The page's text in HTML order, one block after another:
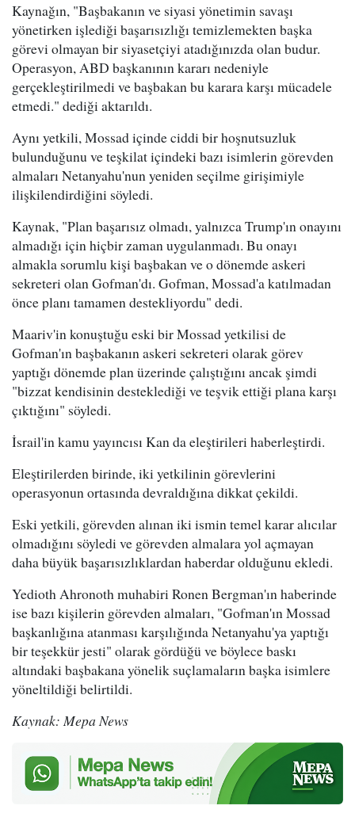
Kaynağın, "Başbakanın ve siyasi yönetimin savaşı
yönetirken işlediği başarısızlığı temizlemekten başka
görevi olmayan bir siyasetçiyi atadığınızda olan budur.
Operasyon, ABD başkanının kararı nedeniyle
gerçekleştirilmedi ve başbakan bu karara karşı mücadele
etmedi." dediği aktarıldı.
Aynı yetkili, Mossad içinde ciddi bir hoşnutsuzluk
bulunduğunu ve teşkilat içindeki bazı isimlerin görevden
almaları Netanyahu'nun yeniden seçilme girişimiyle
ilişkilendirdiğini söyledi.
Kaynak, "Plan başarısız olmadı, yalnızca Trump'ın onayını
almadığı için hiçbir zaman uygulanmadı. Bu onayı
almakla sorumlu kişi başbakan ve o dönemde askeri
sekreteri olan Gofman'dı. Gofman, Mossad'a katılmadan
önce planı tamamen destekliyordu" dedi.
Maariv'in konuştuğu eski bir Mossad yetkilisi de
Gofman'ın başbakanın askeri sekreteri olarak görev
yaptığı dönemde plan üzerinde çalıştığını ancak şimdi
"bizzat kendisinin desteklediği ve teşvik ettiği plana karşı
çıktığını" söyledi.
İsrail'in kamu yayıncısı Kan da eleştirileri haberleştirdi.
Eleştirilerden birinde, iki yetkilinin görevlerini
operasyonun ortasında devraldığına dikkat çekildi.
Eski yetkili, görevden alınan iki ismin temel karar alıcılar
olmadığını söyledi ve görevden almalara yol açmayan
daha büyük başarısızlıklardan haberdar olduğunu ekledi.
Yedioth Ahronoth muhabiri Ronen Bergman'ın haberinde
ise bazı kişilerin görevden almaları, "Gofman'ın Mossad
başkanlığına atanması karşılığında Netanyahu'ya yaptığı
bir teşekkür jesti" olarak gördüğü ve böylece baskı
altındaki başbakana yönelik suçlamaların başka isimlere
yöneltildiği belirtildi.
Kaynak: Mepa News